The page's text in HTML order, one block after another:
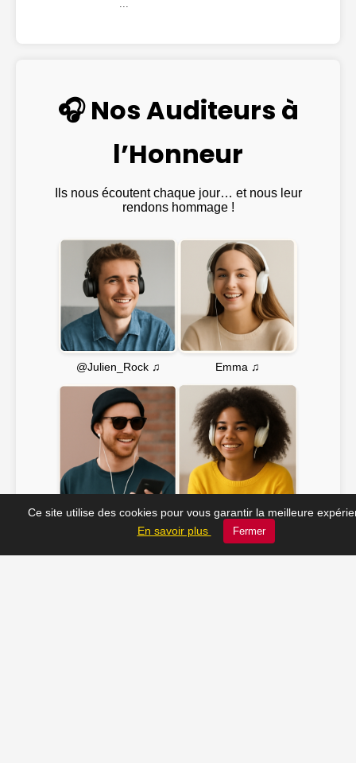
🎧 Nos Auditeurs à
l’Honneur
Ils nous écoutent chaque jour… et nous leur
rendons hommage !
@Julien_Rock ♫ Emma ♫
JC_13 ♫ Soline ♫
Ce site utilise des cookies pour vous garantir la meilleure
En savoir plus
Fermer